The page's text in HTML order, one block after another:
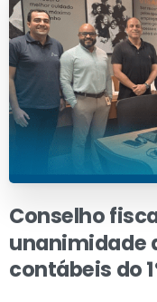
Conselho
unanimidade
contábeis do